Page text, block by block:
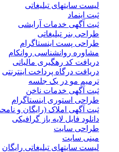
لیست سایتهای تبلیغاتی
ثبت اینماد
ثبت آگهی خدمات آرایشی
طراحی بنر تبلیغاتی
طراحی پست اینستاگرام
مشاوره روانشناسی روانکام
دریافت کد رهگیری مالیاتی
دریافت درگاه پرداخت اینترنتی
ترمیم مو در یک جلسه
ثبت آگهی خدمات ناخن
طراحی استوری اینستاگرام
ثبت آگهی املاک (رایگان و نامحدود)
دانلود فایل لایه باز گرافیکی
طراحی سایت
مینی سایت
لیست سایتهای تبلیغاتی رایگان